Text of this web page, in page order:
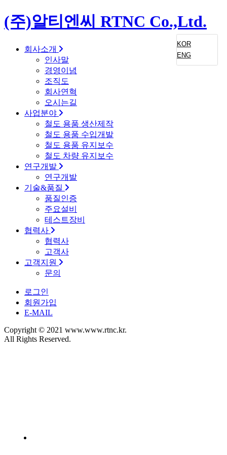
(주)알티엔씨 RTNC Co.,Ltd.
회사소개
인사말
경영이념
조직도
회사연혁
오시는길
사업분야
철도 용품 생산제작
철도 용품 수입개발
철도 용품 유지보수
철도 차량 유지보수
연구개발
연구개발
기술&품질
품질인증
주요설비
테스트장비
협력사
협력사
고객사
고객지원
문의
로그인
회원가입
E-MAIL
Copyright © 2021 www.www.rtnc.kr.
All Rights Reserved.
KOR
KOR
ENG